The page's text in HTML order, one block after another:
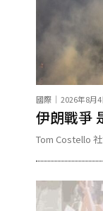
國際 2026年8月4
伊朗戰爭
Tom Costello